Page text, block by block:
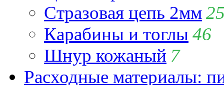
Стразовая цепь 2мм
Карабины и тоглы 46
Шнур кожаный 7
Расходные материалы: